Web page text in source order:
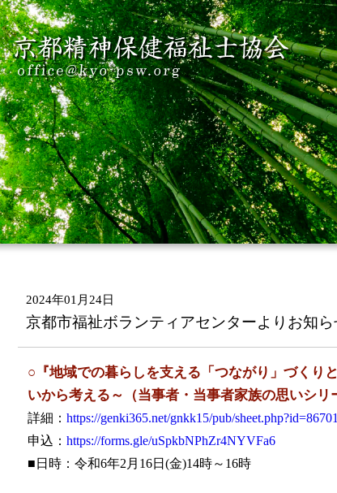
2024年01月24日
京都市福祉ボランティアセンターよりお知ら
○『地域での暮らしを支える「つながり」づくり
いから考える～（当事者・当事者家族の思いシリ
詳細： https://genki365.net/gnkk15/pub/
申込： https://forms.gle/uSpkbNPhZr4NYVFa6
■日時：令和6年2月16日(金)14時～16時